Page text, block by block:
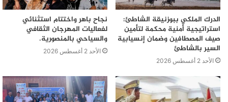
الدرك الملكي ببوزنيقة الشاطئ:
استراتيجية أمنية محكمة لتأمين
صيف المصطافين وضمان إنسيابية
السير بالشاطئ
الأحد 2 أغسطس 2026
نجاح باهر واختتام استثنائي
لفعاليات المهرجان الثقافي
والسياحي بالمنصورية.
الأحد 2 أغسطس 2026